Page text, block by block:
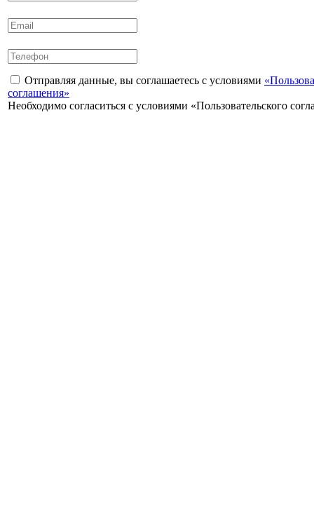
Отправляя данные, вы соглашаетесь с условиями
соглашения»
Необходимо согласиться с условиями «Пользовательского